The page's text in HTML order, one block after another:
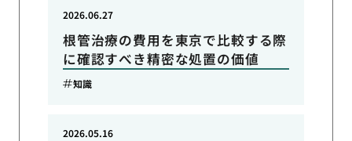
根管治療の費用を東京で比較する際
に確認すべき精密な処置の価値
2026.06.27
知識
2026.05.16